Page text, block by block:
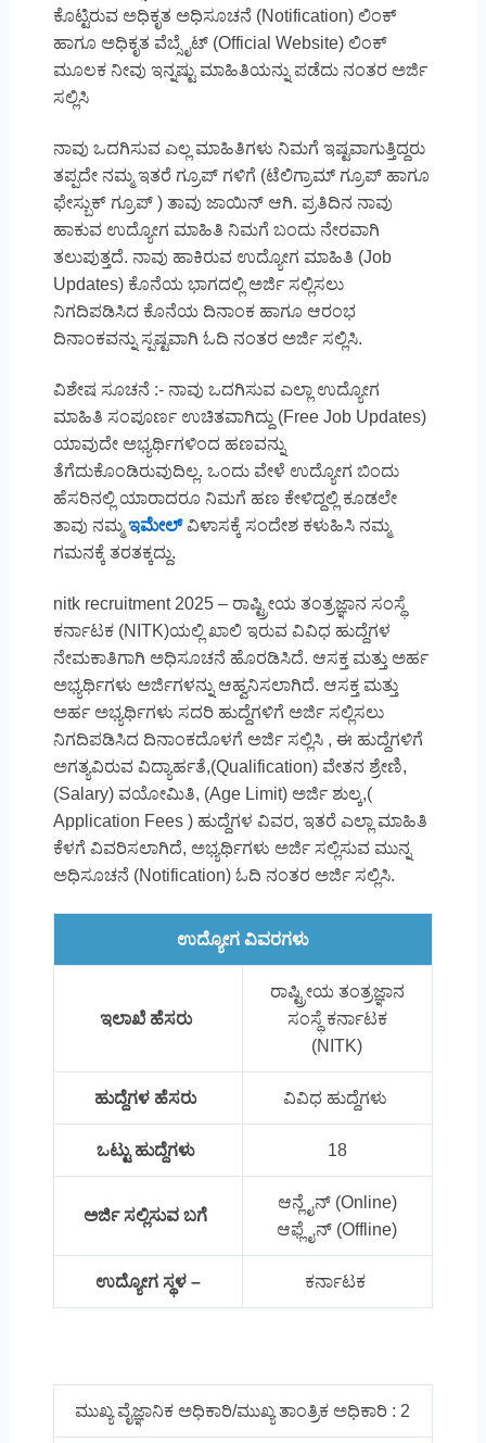
ಕೊಟ್ಟಿರುವ ಅಧಿಕೃತ ಅಧಿಸೂಚನೆ (Notification) ಲಿಂಕ್
ಹಾಗೂ ಅಧಿಕೃತ ವೆಬ್ಸೈಟ್ (Official Website) ಲಿಂಕ್
ಮೂಲಕ ನೀವು ಇನ್ನಷ್ಟು ಮಾಹಿತಿಯನ್ನು ಪಡೆದು ನಂತರ ಅರ್ಜಿ
ಸಲ್ಲಿಸಿ
ನಾವು ಒದಗಿಸುವ ಎಲ್ಲ ಮಾಹಿತಿಗಳು ನಿಮಗೆ ಇಷ್ಟವಾಗುತ್ತಿದ್ದರು
ತಪ್ಪದೇ ನಮ್ಮ ಇತರೆ ಗ್ರೂಪ್ ಗಳಿಗೆ (ಟೆಲಿಗ್ರಾಮ್ ಗ್ರೂಪ್ ಹಾಗೂ
ಫೇಸ್ಬುಕ್ ಗ್ರೂಪ್ ) ತಾವು ಜಾಯಿನ್ ಆಗಿ. ಪ್ರತಿದಿನ ನಾವು
ಹಾಕುವ ಉದ್ಯೋಗ ಮಾಹಿತಿ ನಿಮಗೆ ಬಂದು ನೇರವಾಗಿ
ತಲುಪುತ್ತದೆ. ನಾವು ಹಾಕಿರುವ ಉದ್ಯೋಗ ಮಾಹಿತಿ (Job
Updates) ಕೊನೆಯ ಭಾಗದಲ್ಲಿ ಅರ್ಜಿ ಸಲ್ಲಿಸಲು
ನಿಗದಿಪಡಿಸಿದ ಕೊನೆಯ ದಿನಾಂಕ ಹಾಗೂ ಆರಂಭ
ದಿನಾಂಕವನ್ನು ಸ್ಪಷ್ಟವಾಗಿ ಓದಿ ನಂತರ ಅರ್ಜಿ ಸಲ್ಲಿಸಿ.
ವಿಶೇಷ ಸೂಚನೆ :- ನಾವು ಒದಗಿಸುವ ಎಲ್ಲಾ ಉದ್ಯೋಗ
ಮಾಹಿತಿ ಸಂಪೂರ್ಣ ಉಚಿತವಾಗಿದ್ದು (Free Job Updates)
ಯಾವುದೇ ಅಭ್ಯರ್ಥಿಗಳಿಂದ ಹಣವನ್ನು
ತೆಗೆದುಕೊಂಡಿರುವುದಿಲ್ಲ. ಒಂದು ವೇಳೆ ಉದ್ಯೋಗ ಬಿಂದು
ಹೆಸರಿನಲ್ಲಿ ಯಾರಾದರೂ ನಿಮಗೆ ಹಣ ಕೇಳಿದ್ದಲ್ಲಿ ಕೂಡಲೇ
ತಾವು ನಮ್ಮಇಮೇಲ್ವಿಳಾಸಕ್ಕೆ ಸಂದೇಶ ಕಳುಹಿಸಿ ನಮ್ಮ
ಗಮನಕ್ಕೆ ತರತಕ್ಕದ್ದು.
nitk recruitment 2025 – ರಾಷ್ಟ್ರೀಯ ತಂತ್ರಜ್ಞಾನ ಸಂಸ್ಥೆ
ಕರ್ನಾಟಕ (NITK)ಯಲ್ಲಿ ಖಾಲಿ ಇರುವ ವಿವಿಧ ಹುದ್ದೆಗಳ
ನೇಮಕಾತಿಗಾಗಿ ಅಧಿಸೂಚನೆ ಹೊರಡಿಸಿದೆ. ಆಸಕ್ತ ಮತ್ತು ಅರ್ಹ
ಅಭ್ಯರ್ಥಿಗಳು ಅರ್ಜಿಗಳನ್ನು ಆಹ್ವನಿಸಲಾಗಿದೆ. ಆಸಕ್ತ ಮತ್ತು
ಅರ್ಹ ಅಭ್ಯರ್ಥಿಗಳು ಸದರಿ ಹುದ್ದೆಗಳಿಗೆ ಅರ್ಜಿ ಸಲ್ಲಿಸಲು
ನಿಗದಿಪಡಿಸಿದ ದಿನಾಂಕದೊಳಗೆ ಅರ್ಜಿ ಸಲ್ಲಿಸಿ , ಈ ಹುದ್ದೆಗಳಿಗೆ
ಅಗತ್ಯವಿರುವ ವಿದ್ಯಾರ್ಹತೆ,(Qualification) ವೇತನ ಶ್ರೇಣಿ,
(Salary) ವಯೋಮಿತಿ, (Age Limit) ಅರ್ಜಿ ಶುಲ್ಕ,(
Application Fees ) ಹುದ್ದೆಗಳ ವಿವರ, ಇತರೆ ಎಲ್ಲಾ ಮಾಹಿತಿ
ಕೆಳಗೆ ವಿವರಿಸಲಾಗಿದೆ, ಅಭ್ಯರ್ಥಿಗಳು ಅರ್ಜಿ ಸಲ್ಲಿಸುವ ಮುನ್ನ
ಅಧಿಸೂಚನೆ (Notification) ಓದಿ ನಂತರ ಅರ್ಜಿ ಸಲ್ಲಿಸಿ.
ಉದ್ಯೋಗ ವಿವರಗಳು
ಇಲಾಖೆ ಹೆಸರು
ರಾಷ್ಟ್ರೀಯ ತಂತ್ರಜ್ಞಾನ
ಸಂಸ್ಥೆ ಕರ್ನಾಟಕ
(NITK)
ಹುದ್ದೆಗಳ ಹೆಸರು ವಿವಿಧ ಹುದ್ದೆಗಳು
ಒಟ್ಟು ಹುದ್ದೆಗಳು 18
ಅರ್ಜಿ ಸಲ್ಲಿಸುವ ಬಗೆ
ಆನ್ಲೈನ್ (Online)
ಆಫ್ಲೈನ್ (Offline)
ಉದ್ಯೋಗ ಸ್ಥಳ – ಕರ್ನಾಟಕ
ಮುಖ್ಯ ವೈಜ್ಞಾನಿಕ ಅಧಿಕಾರಿ/ಮುಖ್ಯ ತಾಂತ್ರಿಕ ಅಧಿಕಾರಿ : 2